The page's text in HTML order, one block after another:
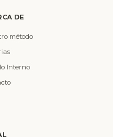
DE
método
Interno